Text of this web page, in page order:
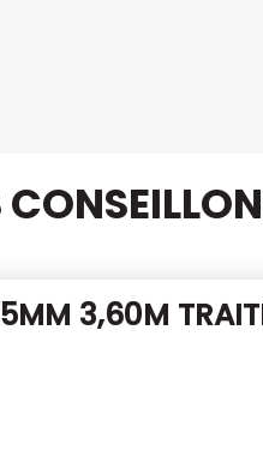
3,60M